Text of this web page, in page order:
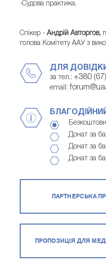
-Судова практика.
Спікер - Андрій Авторгов,
голова Комітету ААУ з
ДЛЯ
за тел.: +380
email:
Донат за
Донат за
Донат за
ПАРТНЕРСЬКА
ПРОПОЗИЦІЯ ДЛЯ